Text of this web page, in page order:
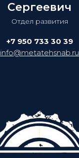
Сергеевич
Отдел развития
+7 950 733 30 39
info@metatehsnab.ru